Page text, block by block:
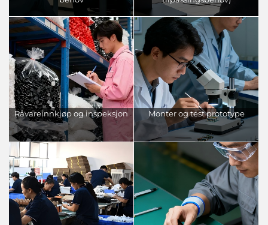
Råvareinnkjøp og inspeksjon Monter og test prototype